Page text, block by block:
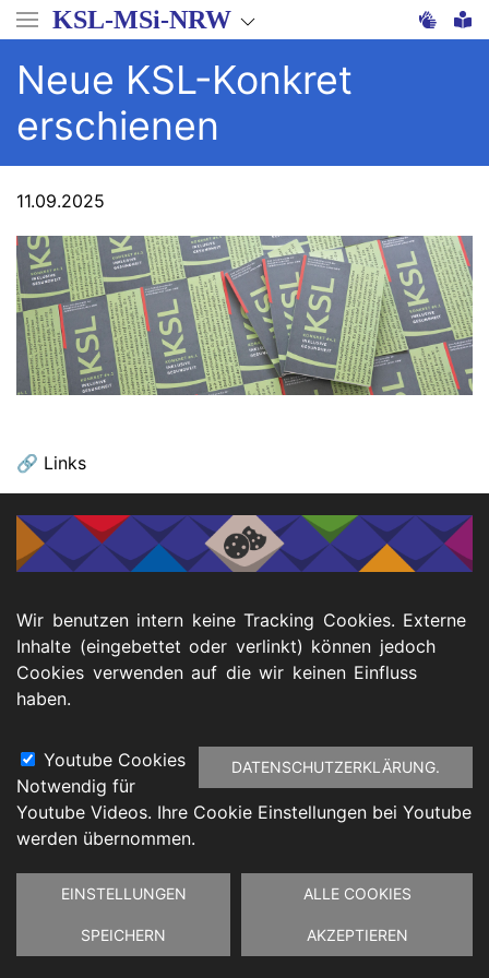
Direkt
zum
Inhalt
KSL-MSi-NRW
Neue KSL-Konkret
erschienen
11.09.2025
🔗 Links
Zur Broschüre
Footer Barrierefreiheitserklärung
Wir benutzen intern keine Tracking Cookies. Externe
Inhalte (eingebettet oder verlinkt) können jedoch
Cookies verwenden auf die wir keinen Einfluss
haben.
DATENSCHUTZERKLÄRUNG.
Youtube Cookies
Notwendig für
Youtube Videos. Ihre Cookie Einstellungen bei Youtube
werden übernommen.
EINSTELLUNGEN
SPEICHERN
ALLE COOKIES
AKZEPTIEREN
Zustimmung
zurückziehen